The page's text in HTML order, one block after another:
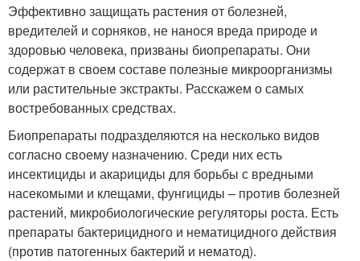
Эффективно защищать растения от болезней,
вредителей и сорняков, не нанося вреда природе и
здоровью человека, призваны биопрепараты. Они
содержат в своем составе полезные микроорганизмы
или растительные экстракты. Расскажем о самых
востребованных средствах.
Биопрепараты подразделяются на несколько видов
согласно своему назначению. Среди них есть
инсектициды и акарициды для борьбы с вредными
насекомыми и клещами, фунгициды – против болезней
растений, микробиологические регуляторы роста. Есть
препараты бактерицидного и нематицидного действия
(против патогенных бактерий и нематод).